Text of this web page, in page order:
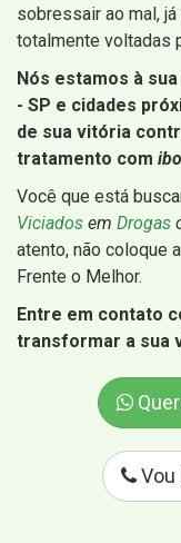
sobressair ao mal,
totalmente voltadas
Nós estamos à
- SP e cidades
de sua vitória
tratamento com
Você que está
Viciados em Drogas
atento, não coloque
Frente o Melhor.
Entre em contato
transformar a sua
Vou